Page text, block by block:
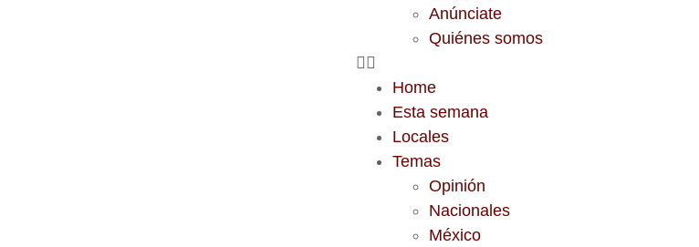
Anúnciate
Quiénes somos
Home
Esta semana
Locales
Temas
Opinión
Nacionales
México